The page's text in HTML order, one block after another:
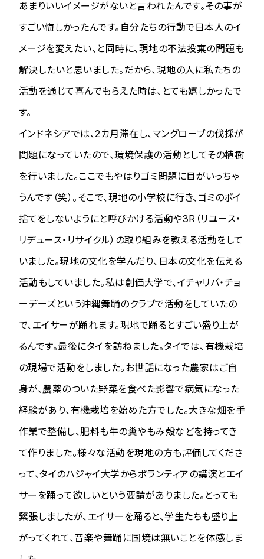
あまりいいイメージがないと言われたんです。その事が
すごい悔しかったんです。自分たちの行動で日本人のイ
メージを変えたい、と同時に、現地の不法投棄の問題も
解決したいと思いました。だから、現地の人に私たちの
活動を通じて喜んでもらえた時は、とても嬉しかったで
す。
インドネシアでは、2カ月滞在し、マングローブの伐採が
問題になっていたので、環境保護の活動としてその植樹
を行いました。ここでもやはりゴミ問題に目がいっちゃ
うんです（笑）。そこで、現地の小学校に行き、ゴミのポイ
捨てをしないようにと呼びかける活動や3R（リユース・
リデュース・リサイクル）の取り組みを教える活動をして
いました。現地の文化を学んだり、日本の文化を伝える
活動もしていました。私は創価大学で、イチャリバ・チョ
ーデーズという沖縄舞踊のクラブで活動をしていたの
で、エイサーが踊れます。現地で踊るとすごい盛り上が
るんです。最後にタイを訪ねました。タイでは、有機栽培
の現場で活動をしました。お世話になった農家はご自
身が、農薬のついた野菜を食べた影響で病気になった
経験があり、有機栽培を始めた方でした。大きな畑を手
作業で整備し、肥料も牛の糞やもみ殻などを持ってき
て作りました。様々な活動を現地の方も評価してくださ
って、タイのハジャイ大学からボランティアの講演とエイ
サーを踊って欲しいという要請がありました。とっても
緊張しましたが、エイサーを踊ると、学生たちも盛り上
がってくれて、音楽や舞踊に国境は無いことを体感しま